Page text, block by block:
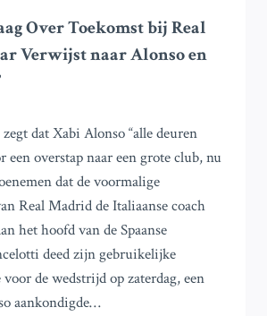
Over Toekomst bij Real
Verwijst naar Alonso en
dat Xabi Alonso “alle deuren
een overstap naar een grote club, nu
dat de voormalige
Real Madrid de Italiaanse coach
het hoofd van de Spaanse
deed zijn gebruikelijke
de wedstrijd op zaterdag, een
aankondigde…